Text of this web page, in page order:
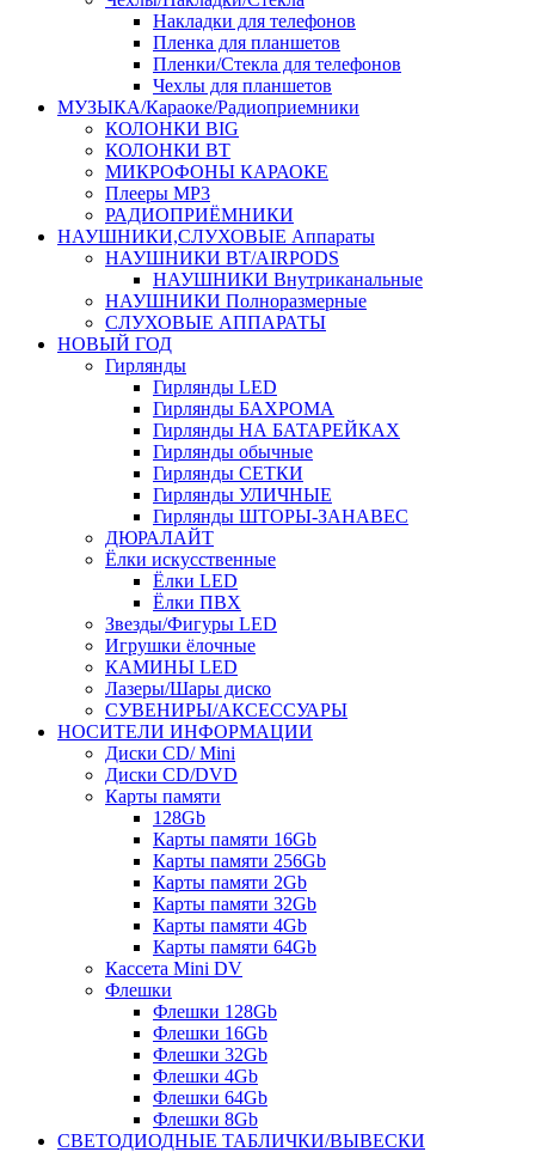
Накладки для телефонов
Пленка для планшетов
Пленки/Стекла для телефонов
Чехлы для планшетов
МУЗЫКА/Караоке/Радиоприемники
КОЛОНКИ BIG
КОЛОНКИ BT
МИКРОФОНЫ КАРАОКЕ
Плееры MP3
РАДИОПРИЁМНИКИ
НАУШНИКИ,СЛУХОВЫЕ Аппараты
НАУШНИКИ BT/AIRPODS
НАУШНИКИ Внутриканальные
НАУШНИКИ Полноразмерные
СЛУХОВЫЕ АППАРАТЫ
НОВЫЙ ГОД
Гирлянды
Гирлянды LED
Гирлянды БАХРОМА
Гирлянды НА БАТАРЕЙКАХ
Гирлянды обычные
Гирлянды СЕТКИ
Гирлянды УЛИЧНЫЕ
Гирлянды ШТОРЫ-ЗАНАВЕС
ДЮРАЛАЙТ
Ёлки искусственные
Ёлки LED
Ёлки ПВХ
Звезды/Фигуры LED
Игрушки ёлочные
КАМИНЫ LED
Лазеры/Шары диско
СУВЕНИРЫ/АКСЕССУАРЫ
НОСИТЕЛИ ИНФОРМАЦИИ
Диски CD/ Mini
Диски CD/DVD
Карты памяти
128Gb
Карты памяти 16Gb
Карты памяти 256Gb
Карты памяти 2Gb
Карты памяти 32Gb
Карты памяти 4Gb
Карты памяти 64Gb
Кассета Mini DV
Флешки
Флешки 128Gb
Флешки 16Gb
Флешки 32Gb
Флешки 4Gb
Флешки 64Gb
Флешки 8Gb
СВЕТОДИОДНЫЕ ТАБЛИЧКИ/ВЫВЕСКИ